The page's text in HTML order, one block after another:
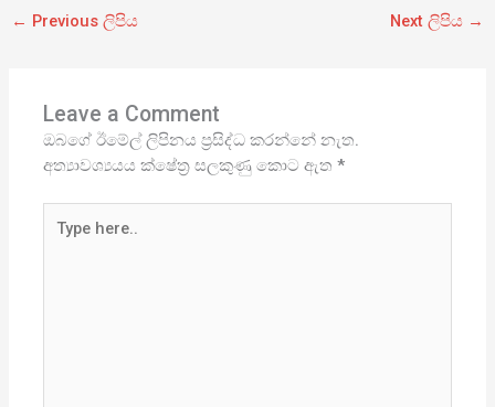
← Previous ලිපිය Next ලිපිය →
Leave a Comment
ඔබගේ ඊමේල් ලිපිනය ප්‍රසිද්ධ කරන්නේ නැත.
අත්‍යාවශ්‍යයය ක්ෂේත්‍ර සලකුණු කොට ඇත*
here..